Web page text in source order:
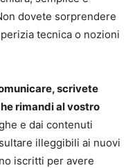
dovete sorprendere
tecnica o nozioni
scrivete
rimandi al vostro
e dai contenuti
illeggibili ai nuovi
iscritti per avere